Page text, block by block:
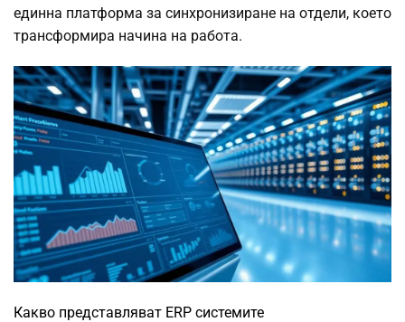
единна платформа за синхронизиране на отдели, което
трансформира начина на работа.
Какво представляват ERP системите